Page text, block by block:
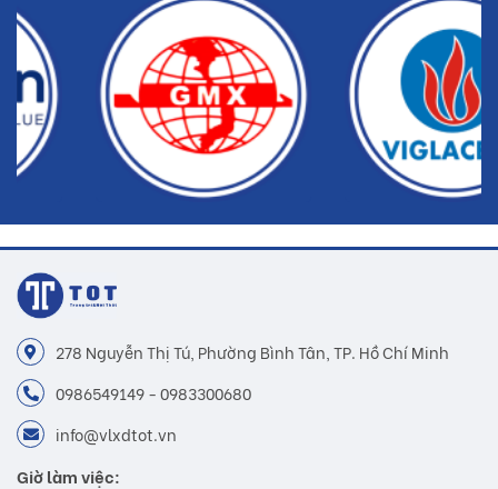
278 Nguyễn Thị Tú, Phường Bình Tân, TP. Hồ Chí Minh
0986549149 - 0983300680
info@vlxdtot.vn
Giờ làm việc: